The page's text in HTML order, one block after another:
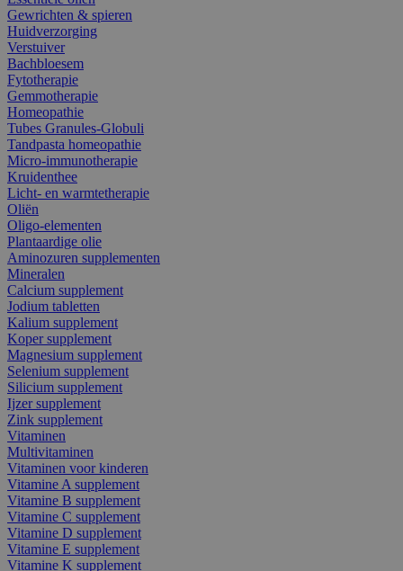
Gewrichten & spieren
Huidverzorging
Verstuiver
Bachbloesem
Fytotherapie
Gemmotherapie
Homeopathie
Tubes Granules-Globuli
Tandpasta homeopathie
Micro-immunotherapie
Kruidenthee
Licht- en warmtetherapie
Oliën
Oligo-elementen
Plantaardige olie
Aminozuren supplementen
Mineralen
Calcium supplement
Jodium tabletten
Kalium supplement
Koper supplement
Magnesium supplement
Selenium supplement
Silicium supplement
Ijzer supplement
Zink supplement
Vitaminen
Multivitaminen
Vitaminen voor kinderen
Vitamine A supplement
Vitamine B supplement
Vitamine C supplement
Vitamine D supplement
Vitamine E supplement
Vitamine K supplement